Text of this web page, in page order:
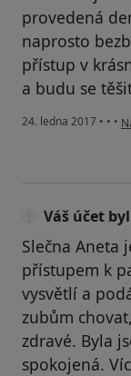
provedená
naprosto
přístup v
a budu se
24. ledna 2017 • • •
Váš účet
Slečna Aneta
přístupem k
vysvětlí a
zubům
zdravé. Byla
spokojená.